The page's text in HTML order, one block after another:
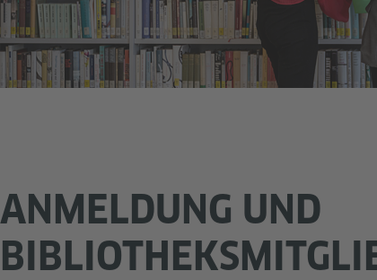
ANMELDUNG UND